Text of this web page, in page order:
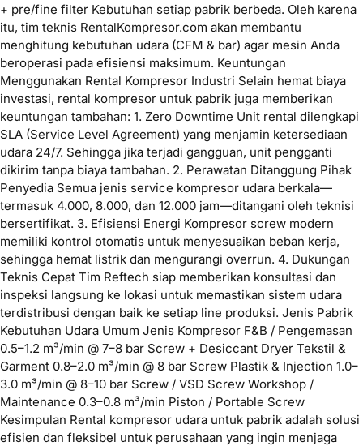
+ pre/fine filter Kebutuhan setiap pabrik berbeda. Oleh karena
itu, tim teknis RentalKompresor.com akan membantu
menghitung kebutuhan udara (CFM & bar) agar mesin Anda
beroperasi pada efisiensi maksimum. Keuntungan
Menggunakan Rental Kompresor Industri Selain hemat biaya
investasi, rental kompresor untuk pabrik juga memberikan
keuntungan tambahan: 1. Zero Downtime Unit rental dilengkapi
SLA (Service Level Agreement) yang menjamin ketersediaan
udara 24/7. Sehingga jika terjadi gangguan, unit pengganti
dikirim tanpa biaya tambahan. 2. Perawatan Ditanggung Pihak
Penyedia Semua jenis service kompresor udara berkala—
termasuk 4.000, 8.000, dan 12.000 jam—ditangani oleh teknisi
bersertifikat. 3. Efisiensi Energi Kompresor screw modern
memiliki kontrol otomatis untuk menyesuaikan beban kerja,
sehingga hemat listrik dan mengurangi overrun. 4. Dukungan
Teknis Cepat Tim Reftech siap memberikan konsultasi dan
inspeksi langsung ke lokasi untuk memastikan sistem udara
terdistribusi dengan baik ke setiap line produksi. Jenis Pabrik
Kebutuhan Udara Umum Jenis Kompresor F&B / Pengemasan
0.5–1.2 m³/min @ 7–8 bar Screw + Desiccant Dryer Tekstil &
Garment 0.8–2.0 m³/min @ 8 bar Screw Plastik & Injection 1.0–
3.0 m³/min @ 8–10 bar Screw / VSD Screw Workshop /
Maintenance 0.3–0.8 m³/min Piston / Portable Screw
Kesimpulan Rental kompresor udara untuk pabrik adalah solusi
efisien dan fleksibel untuk perusahaan yang ingin menjaga